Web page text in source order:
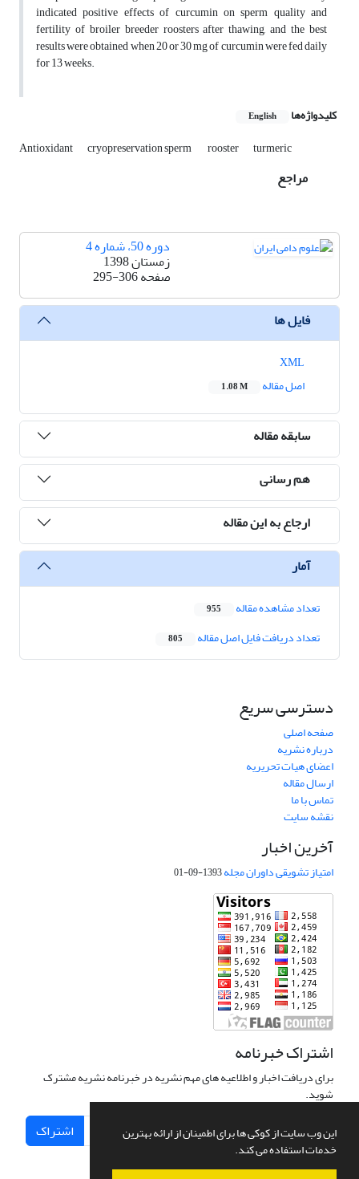
این وب سایت از کوکی ها برای اطمینان از ارائه بهترین
خدمات استفاده می کند.
indicated positive effects of curcumin on sperm quality and
fertility of broiler breeder roosters after thawing, and the best
results were obtained when 20 or 30 mg of curcumin were fed daily
for 13 weeks.
کلیدواژه‌ها English
Antioxidant cryopreservation sperm ‎‏ ‏rooster turmeric
مراجع
دوره 50، شماره 4
زمستان 1398
صفحه295-306
فایل ها
اصل مقاله
1.08 M
سابقه مقاله
هم رسانی
ارجاع به این مقاله
آمار
تعداد مشاهده مقاله 955
تعداد دریافت فایل اصل مقاله 805
دسترسی سریع
صفحه اصلی
درباره نشریه
اعضای هیات تحریریه
ارسال مقاله
تماس با ما
نقشه سایت
آخرین اخبار
امتیاز تشویقی داوران مجله1393-09-01
اشتراک خبرنامه
برای دریافت اخبار و اطلاعیه های مهم نشریه در خبرنامه نشریه مشترک
شوید.
اشتراک